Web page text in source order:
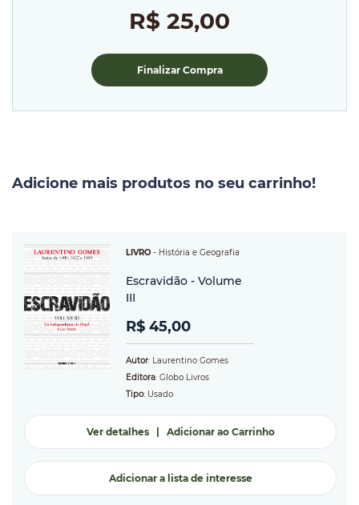
R$ 25,00
Finalizar Compra
Adicione mais produtos no seu carrinho!
LIVRO - História e Geografia
Escravidão - Volume
III
R$ 45,00
Autor: Laurentino Gomes
Editora: Globo Livros
Tipo: Usado
Ver detalhes| Adicionar ao Carrinho
Adicionar a lista de interesse